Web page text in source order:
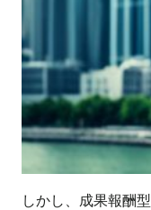
しかし、成果報酬